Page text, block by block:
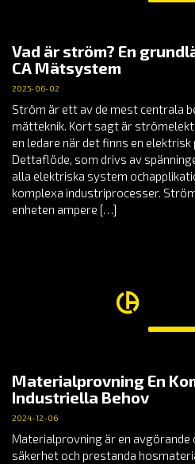
Vad är ström? En
CA Mätsystem
2025-06-02
Ström är ett av de mest centrala
mätteknik. Kort sagt är
en ledare när det finns en elektrisk
Dettaflöde, som drivs av
alla elektriska system
komplexa industriprocesser.
enheten ampere […]
Materialprovning En
Industriella Behov
2024-12-06
Materialprovning är en avgörande
säkerhet och prestanda